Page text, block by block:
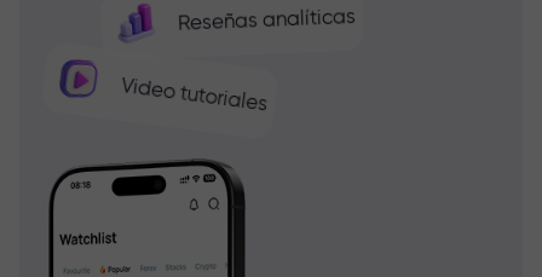
Reseñas analíticas
Video tutoriales